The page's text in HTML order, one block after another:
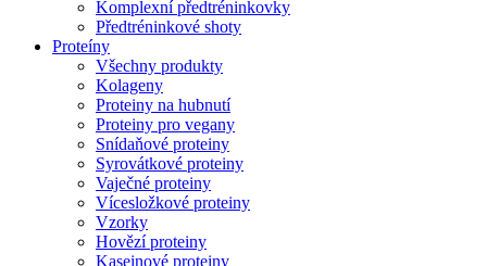
Komplexní předtréninkovky
Předtréninkové shoty
Proteíny
Všechny produkty
Kolageny
Proteiny na hubnutí
Proteiny pro vegany
Snídaňové proteiny
Syrovátkové proteiny
Vaječné proteiny
Vícesložkové proteiny
Vzorky
Hovězí proteiny
Kaseinové proteiny